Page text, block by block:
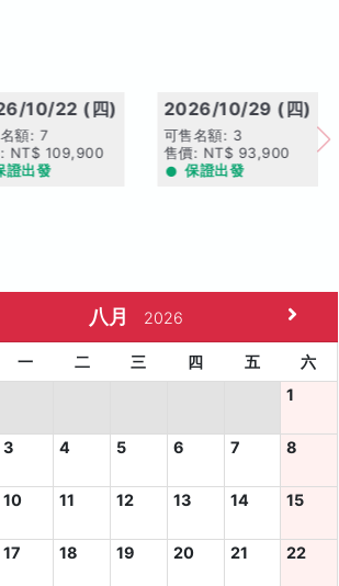
10/22 (四)
額: 7
NT$ 109,900
證出發
2026/10/29 (四)
可售名額: 3
售價: NT$ 93,900
保證出發
八月 2026
一 二 三 四 五
六
1
3 4 5 6 7 8
10 11 12 13 14 15
17 18 19 20 21 22